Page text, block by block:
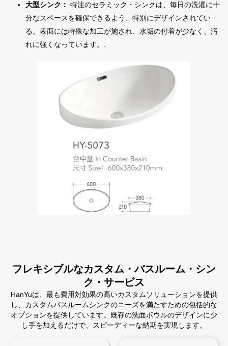
大型シンク： 特注のセラミック・シンクは、毎日の洗濯に十
分なスペースを確保できるよう、特別にデザインされてい
る。表面には特殊な加工が施され、水垢の付着が少なく、汚
れに強くなっています。.
フレキシブルなカスタム・バスルーム・シン
ク・サービス
HanYuは、最も費用対効果の高いカスタムソリューションを提供
し、カスタムバスルームシンクのニーズを満たすための包括的な
オプションを提供しています。既存の洗面ボウルのデザインに少
し手を加えるだけで、スピーディーな納期を実現します。